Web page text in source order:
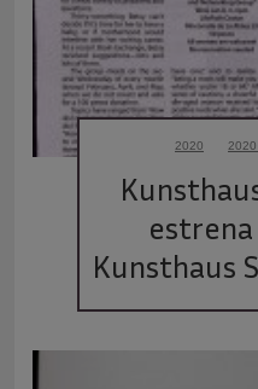
2020 2020
Kunsthaus